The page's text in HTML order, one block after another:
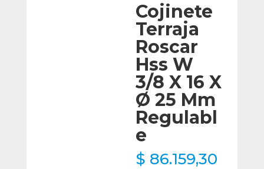
Cojinete
Terraja
Roscar
Hss W
3/8 X 16 X
Ø 25 Mm
Regulabl
e
$ 86.159,30